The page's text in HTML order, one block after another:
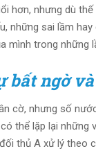
hơn, nhưng dù
những sai lầm
mình trong những
ngờ
cờ, nhưng số
thể lặp lại những
thủ A xử lý theo